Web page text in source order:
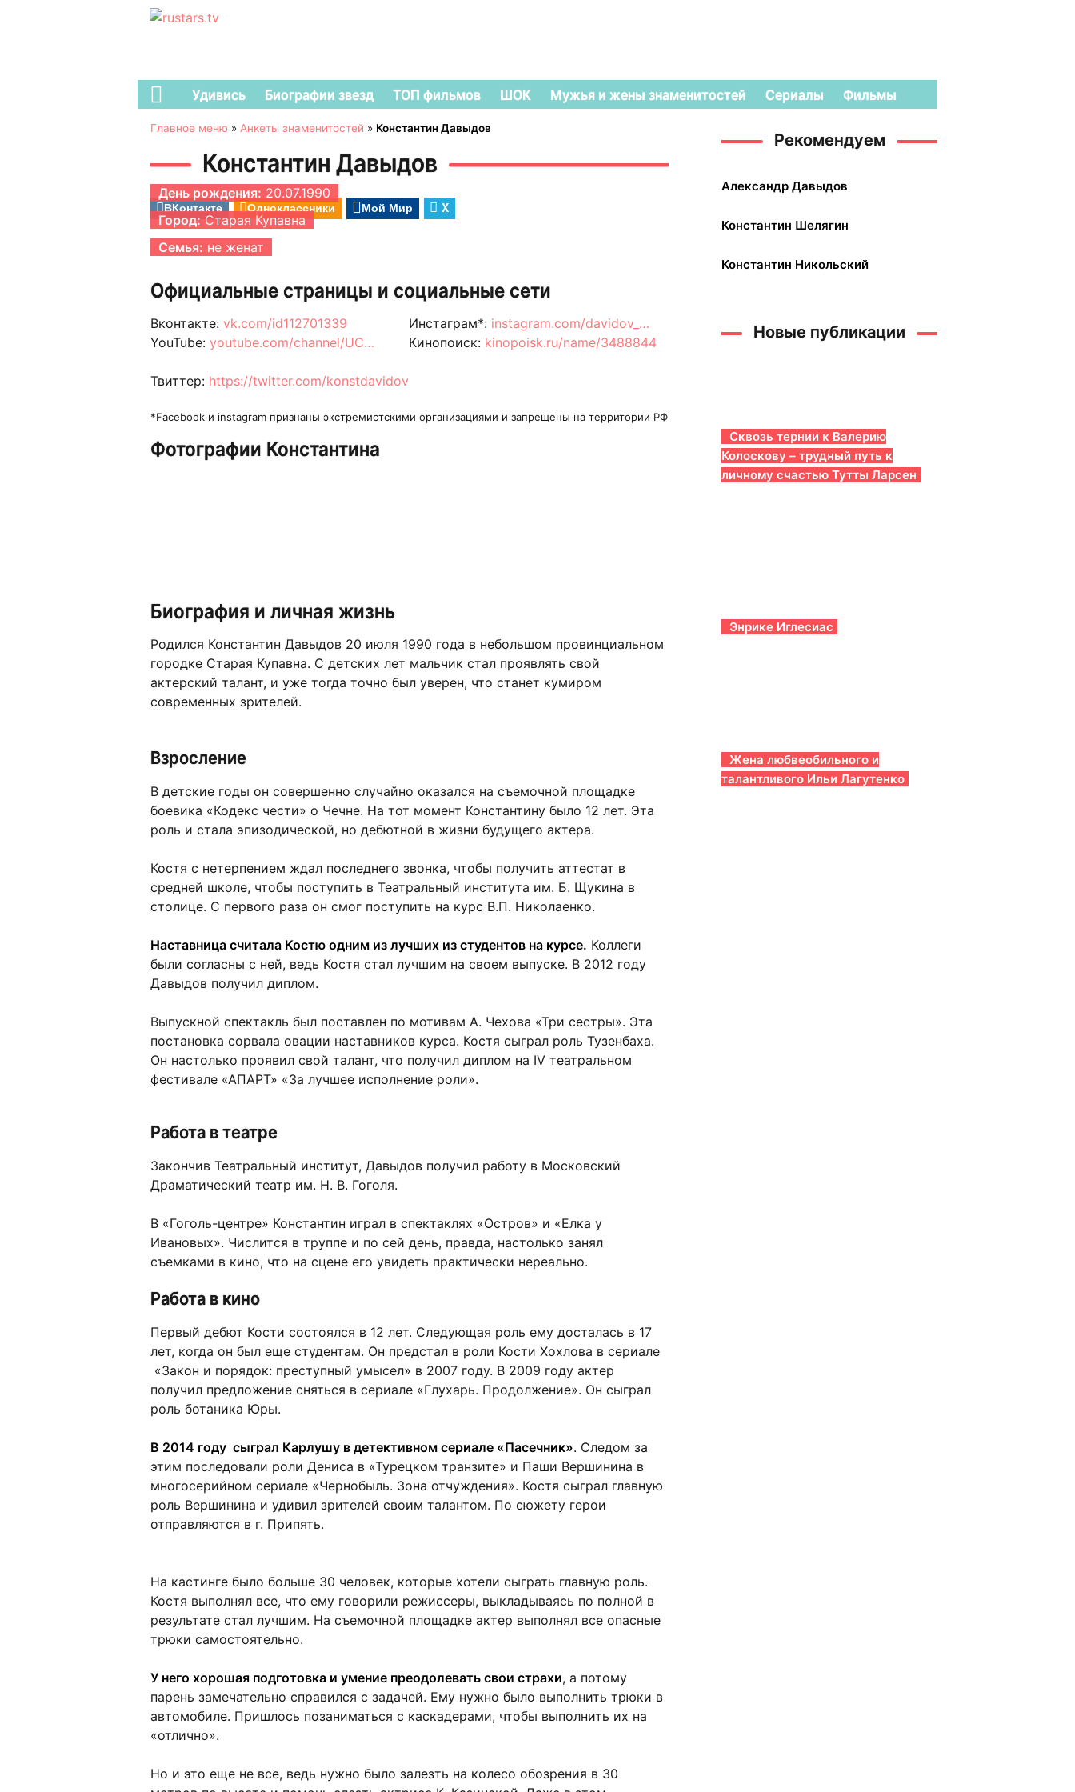
Удивись Биографии звезд ТОП фильмов ШОК Мужья и жены знаменитостей Сериалы Фильмы
Главное меню » Анкеты знаменитостей » Константин Давыдов
Константин Давыдов
ВКонтакте Одноклассники Мой Мир X
День рождения: 20.07.1990
Город: Старая Купавна
Семья: не женат
Официальные страницы и социальные сети
Вконтакте: vk.com/id112701339 Инстаграм*: instagram.com/davidov_…
YouTube: youtube.com/channel/UC… Кинопоиск: kinopoisk.ru/name/3488844
Твиттер: https://twitter.com/konstdavidov
*Facebook и instagram признаны экстремистскими организациями и запрещены на территории РФ
Фотографии Константина
Биография и личная жизнь
Родился Константин Давыдов 20 июля 1990 года в небольшом провинциальном
городке Старая Купавна. С детских лет мальчик стал проявлять свой
актерский талант, и уже тогда точно был уверен, что станет кумиром
современных зрителей.
Взросление
В детские годы он совершенно случайно оказался на съемочной площадке
боевика «Кодекс чести» о Чечне. На тот момент Константину было 12 лет. Эта
роль и стала эпизодической, но дебютной в жизни будущего актера.
Костя с нетерпением ждал последнего звонка, чтобы получить аттестат в
средней школе, чтобы поступить в Театральный института им. Б. Щукина в
столице. С первого раза он смог поступить на курс В.П. Николаенко.
Наставница считала Костю одним из лучших из студентов на курсе. Коллеги
были согласны с ней, ведь Костя стал лучшим на своем выпуске. В 2012 году
Давыдов получил диплом.
Выпускной спектакль был поставлен по мотивам А. Чехова «Три сестры». Эта
постановка сорвала овации наставников курса. Костя сыграл роль Тузенбаха.
Он настолько проявил свой талант, что получил диплом на IV театральном
фестивале «АПАРТ» «За лучшее исполнение роли».
Работа в театре
Закончив Театральный институт, Давыдов получил работу в Московский
Драматический театр им. Н. В. Гоголя.
В «Гоголь-центре» Константин играл в спектаклях «Остров» и «Елка у
Ивановых». Числится в труппе и по сей день, правда, настолько занял
съемками в кино, что на сцене его увидеть практически нереально.
Работа в кино
Первый дебют Кости состоялся в 12 лет. Следующая роль ему досталась в 17
лет, когда он был еще студентам. Он предстал в роли Кости Хохлова в сериале
«Закон и порядок: преступный умысел» в 2007 году. В 2009 году актер
получил предложение сняться в сериале «Глухарь. Продолжение». Он сыграл
роль ботаника Юры.
В 2014 году сыграл Карлушу в детективном сериале «Пасечник». Следом за
этим последовали роли Дениса в «Турецком транзите» и Паши Вершинина в
многосерийном сериале «Чернобыль. Зона отчуждения». Костя сыграл главную
роль Вершинина и удивил зрителей своим талантом. По сюжету герои
отправляются в г. Припять.
На кастинге было больше 30 человек, которые хотели сыграть главную роль.
Костя выполнял все, что ему говорили режиссеры, выкладываясь по полной в
результате стал лучшим. На съемочной площадке актер выполнял все опасные
трюки самостоятельно.
У него хорошая подготовка и умение преодолевать свои страхи, а потому
парень замечательно справился с задачей. Ему нужно было выполнить трюки в
автомобиле. Пришлось позаниматься с каскадерами, чтобы выполнить их на
«отлично».
Но и это еще не все, ведь нужно было залезть на колесо обозрения в 30
Рекомендуем
Александр Давыдов
Константин Шелягин
Константин Никольский
Новые публикации
Сквозь тернии к Валерию
Колоскову – трудный путь к
личному счастью Тутты Ларсен
Энрике Иглесиас
Жена любвеобильного и
талантливого Ильи Лагутенко